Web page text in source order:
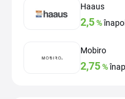
Haaus
2,5%
Mobiro
2,75%